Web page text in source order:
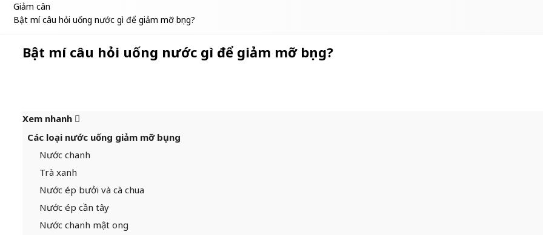
Giảm cân
Bật mí câu hỏi uống nước gì để giảm mỡ bụng?
Bật mí câu hỏi uống nước gì để giảm mỡ bụng?
Xem nhanh
Các loại nước uống giảm mỡ bụng
Nước chanh
Trà xanh
Nước ép bưởi và cà chua
Nước ép cần tây
Nước chanh mật ong